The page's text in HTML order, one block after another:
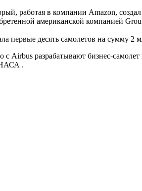
работая в компании Amazon,
американской компанией
первые десять самолетов на сумму 2
Airbus разрабатывают бизнес-
НАСА .